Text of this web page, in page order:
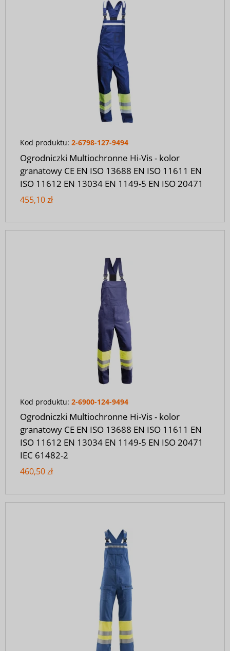
Kod produktu: 2-6798-127-9494
Ogrodniczki Multiochronne Hi-Vis - kolor
granatowy CE EN ISO 13688 EN ISO 11611 EN
ISO 11612 EN 13034 EN 1149-5 EN ISO 20471
455,10 zł
Kod produktu: 2-6900-124-9494
Ogrodniczki Multiochronne Hi-Vis - kolor
granatowy CE EN ISO 13688 EN ISO 11611 EN
ISO 11612 EN 13034 EN 1149-5 EN ISO 20471
IEC 61482-2
460,50 zł